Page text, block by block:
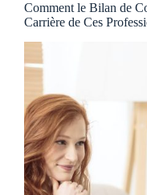
Comment le Bilan de
Carrière de Ces